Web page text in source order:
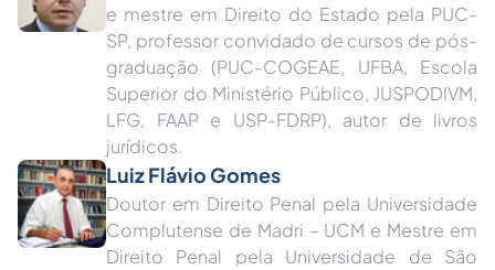
e mestre em Direito do Estado pela PUC-
SP, professor convidado de cursos de pós-
graduação (PUC-COGEAE, UFBA, Escola
Superior do Ministério Público, JUSPODIVM,
LFG, FAAP e USP-FDRP), autor de livros
jurídicos.
Luiz Flávio Gomes
Doutor em Direito Penal pela Universidade
Complutense de Madri – UCM e Mestre em
Direito Penal pela Universidade de São